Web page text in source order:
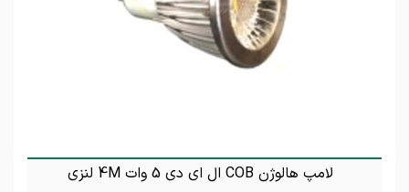
لامپ هالوژن COB ال ای دی 5 وات 4M لنزی